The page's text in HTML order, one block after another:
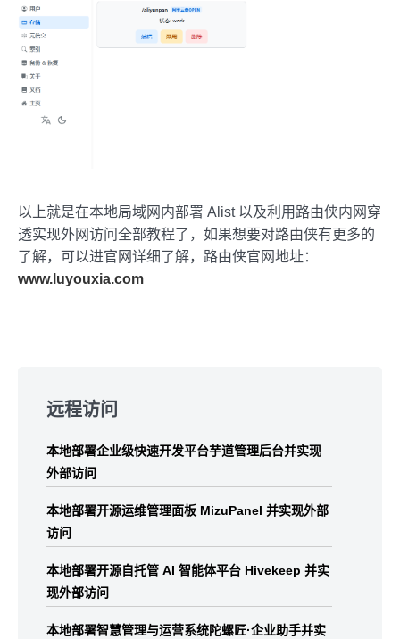
以上就是在本地局域网内部署 Alist 以及利用路由侠内网穿
透实现外网访问全部教程了，如果想要对路由侠有更多的
了解，可以进官网详细了解，路由侠官网地址：
www.luyouxia.com
footer
远程访问
本地部署企业级快速开发平台芋道管理后台并实现
外部访问
本地部署开源运维管理面板 MizuPanel 并实现外部
访问
本地部署开源自托管 AI 智能体平台 Hivekeep 并实
现外部访问
本地部署智慧管理与运营系统陀螺匠·企业助手并实